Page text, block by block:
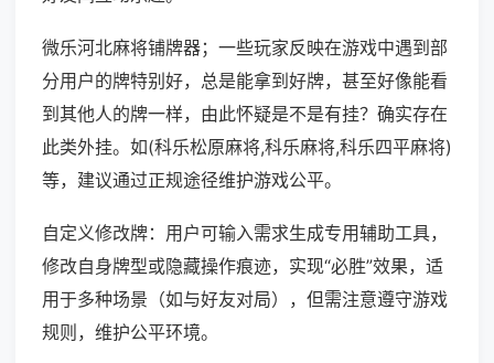
微乐河北麻将铺牌器；一些玩家反映在游戏中遇到部
分用户的牌特别好，总是能拿到好牌，甚至好像能看
到其他人的牌一样，由此怀疑是不是有挂？确实存在
此类外挂。如(科乐松原麻将,科乐麻将,科乐四平麻将)
等，建议通过正规途径维护游戏公平。
自定义修改牌：用户可输入需求生成专用辅助工具，
修改自身牌型或隐藏操作痕迹，实现“必胜”效果，适
用于多种场景（如与好友对局），但需注意遵守游戏
规则，维护公平环境。